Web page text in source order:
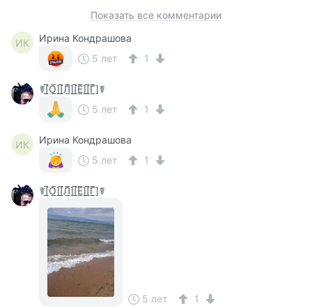
Показать все комментарии
ИК
Ирина Кондрашова
5 лет
1
☤[̲̅О̲̅][̲̅Л̲̅][̲̅Е̲̅][̲̅Г̲̅]☤
5 лет
1
ИК
Ирина Кондрашова
5 лет
1
☤[̲̅О̲̅][̲̅Л̲̅][̲̅Е̲̅][̲̅Г̲̅]☤
5 лет 1